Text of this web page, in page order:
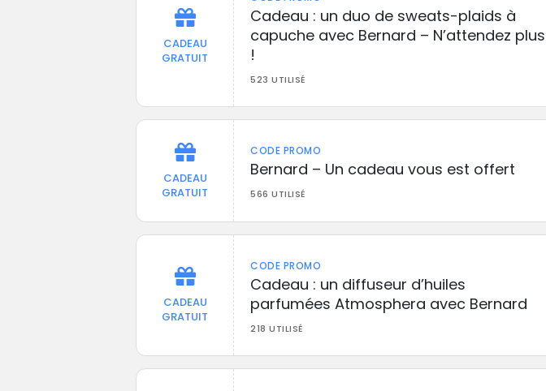
CADEAU
GRATUIT
Cadeau : un duo de sweats-plaids à
capuche avec Bernard – N’attendez plus
!
523 UTILISÉ
CADEAU
GRATUIT
CODE PROMO
Bernard – Un cadeau vous est offert
566 UTILISÉ
CADEAU
GRATUIT
CODE PROMO
Cadeau : un diffuseur d’huiles
parfumées Atmosphera avec Bernard
218 UTILISÉ